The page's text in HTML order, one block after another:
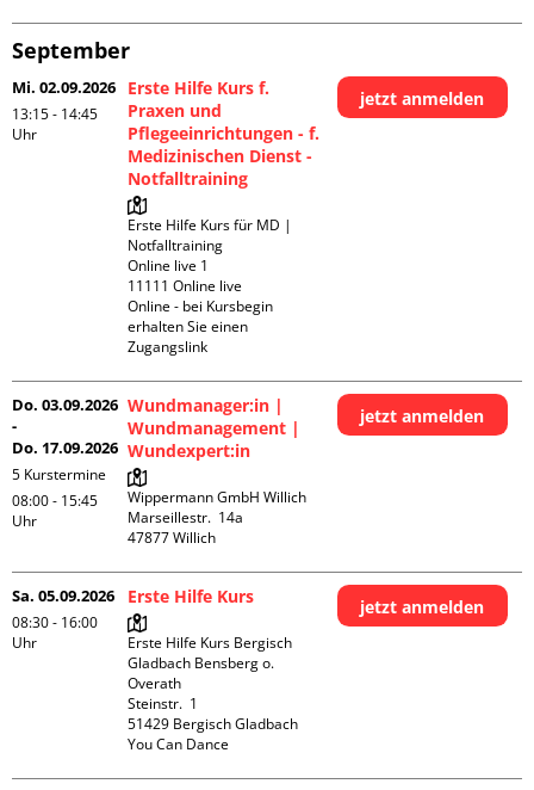
September
Mi. 02.09.2026
13:15 - 14:45
Uhr
Erste Hilfe Kurs f.
Praxen und
Pflegeeinrichtungen - f.
Medizinischen Dienst -
Notfalltraining
Erste Hilfe Kurs für MD |
Notfalltraining
Online live 1
11111 Online live
Online - bei Kursbegin
erhalten Sie einen
Zugangslink
jetzt anmelden
Do. 03.09.2026
-
Do. 17.09.2026
5 Kurstermine
08:00 - 15:45
Uhr
Wundmanager:in |
Wundmanagement |
Wundexpert:in
Wippermann GmbH Willich
Marseillestr.  14a
jetzt anmelden
Sa. 05.09.2026
08:30 - 16:00
Uhr
Erste Hilfe Kurs
Erste Hilfe Kurs Bergisch
Gladbach Bensberg o.
Overath
Steinstr.  1
51429 Bergisch Gladbach
You Can Dance
jetzt anmelden